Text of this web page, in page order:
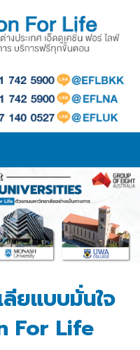
ยแบบมั่นใจ
For Life